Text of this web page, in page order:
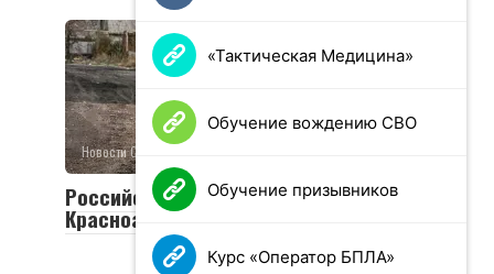
Новости СВО
Российская армия освободила
Красноармейск и Волчанск
«Тактическая Медицина»
Обучение вождению СВО
Обучение призывников
Курс «Оператор БПЛА»